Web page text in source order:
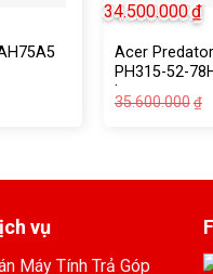
Acer
PH315-52-
Laptop
35.600.000 ₫
34.500.000₫
vụ
Máy Tính Trả Góp